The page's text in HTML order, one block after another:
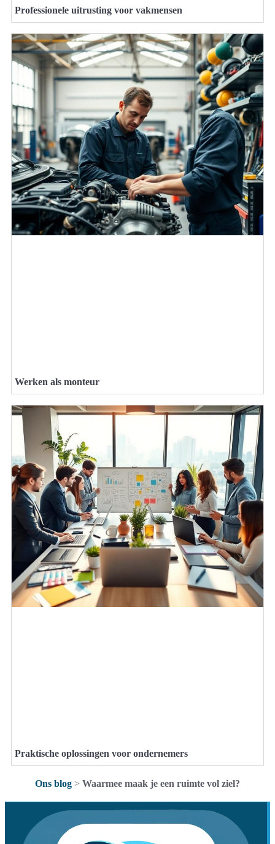
Professionele uitrusting voor vakmensen
Werken als monteur
Praktische oplossingen voor ondernemers
Ons blog > Waarmee maak je een ruimte vol ziel?